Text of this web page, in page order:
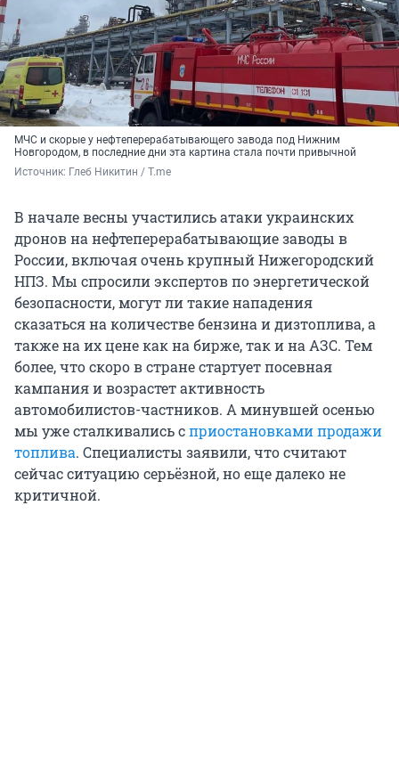
МЧС и скорые у нефтеперерабатывающего завода под Нижним
Новгородом, в последние дни эта картина стала почти привычной
Источник: Глеб Никитин / T.me
В начале весны участились атаки украинских
дронов на нефтеперерабатывающие заводы в
России, включая очень крупный Нижегородский
НПЗ. Мы спросили экспертов по энергетической
безопасности, могут ли такие нападения
сказаться на количестве бензина и дизтоплива, а
также на их цене как на бирже, так и на АЗС. Тем
более, что скоро в стране стартует посевная
кампания и возрастет активность
автомобилистов-частников. А минувшей осенью
мы уже сталкивались сприостановками продажи
топлива. Специалисты заявили, что считают
сейчас ситуацию серьёзной, но еще далеко не
критичной.